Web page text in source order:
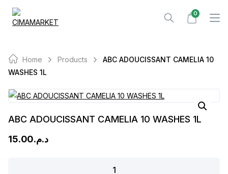
Skip
0
Home Products
ABC ADOUCISSANT CAMELIA 10
WASHES 1L
ABC ADOUCISSANT CAMELIA 10 WASHES 1L
د.م.15.00